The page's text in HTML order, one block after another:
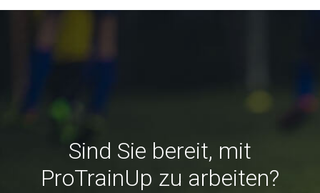
Sind Sie bereit, mit
ProTrainUp zu arbeiten?